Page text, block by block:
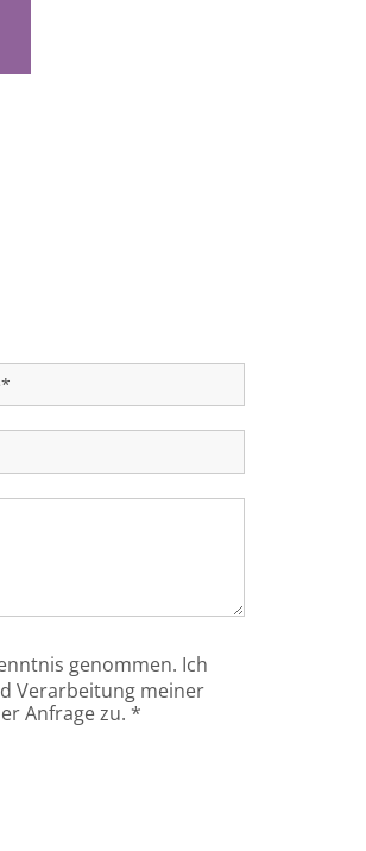
genommen. Ich
Verarbeitung meiner
Anfrage zu. *